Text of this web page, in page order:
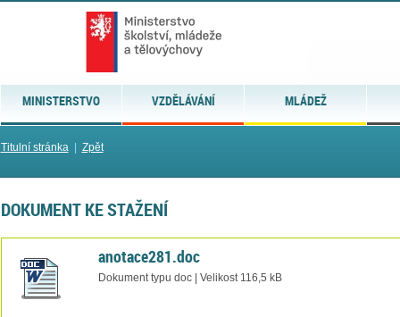
MINISTERSTVO VZDĚLÁVÁNÍ MLÁDEŽ
Titulní stránka| Zpět
DOKUMENT KE STAŽENÍ
anotace281.doc
Dokument typu doc | Velikost 116,5 kB